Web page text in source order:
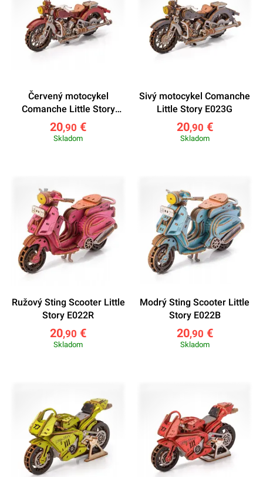
Červený motocykel
Comanche Little Story
E023R
20,90 €
Skladom
Sivý motocykel Comanche
Little Story E023G
20,90 €
Skladom
Ružový Sting Scooter Little
Story E022R
20,90 €
Skladom
Modrý Sting Scooter Little
Story E022B
20,90 €
Skladom